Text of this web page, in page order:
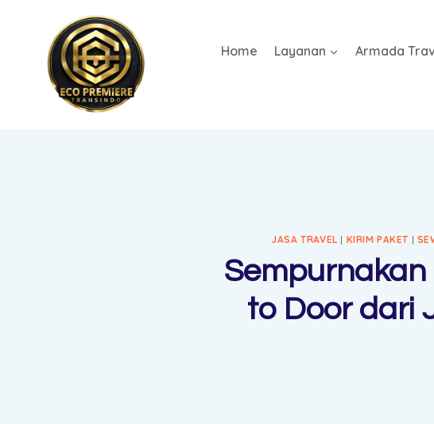
Home Layanan Armada
JASA TRAVEL | KIRIM PAKET |
Sempurnakan
to Door dari